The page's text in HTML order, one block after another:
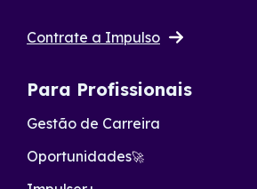
Contrate a Impulso
Para Profissionais
Gestão de Carreira
Oportunidades🚀